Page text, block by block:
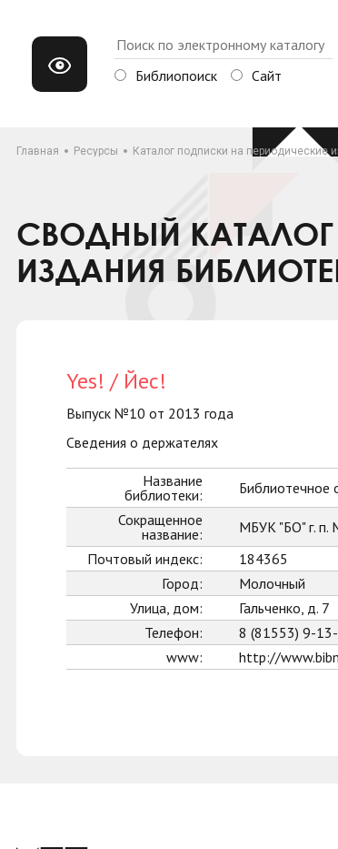
Библиопоиск Сайт
Главная Ресурсы Каталог подписки на периодические
СВОДНЫЙ
ИЗДАНИЯ
Yes! / Йес!
Выпуск №10 от 2013 года
Сведения о держателях
Название
библиотеки:
Библиотечное
Сокращенное
название:
МБУК "БО" г. п.
Почтовый индекс:
184365
Город:
Молочный
Улица, дом:
Гальченко, д. 7
Телефон:
8 (81553) 9-
www:
http://